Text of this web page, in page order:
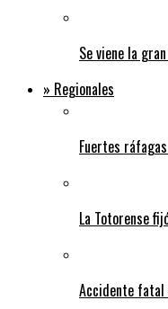
Se viene la
» Regionales
Fuertes
La Totorense
Accidente